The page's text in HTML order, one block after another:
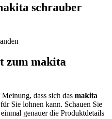
schrauber
zum makita
dass sich das makita
Sie lohnen kann. Schauen Sie
genauer die Produktdetails